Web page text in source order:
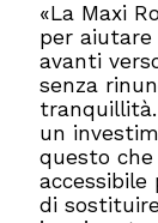
«La Maxi
per
avanti
senza
un
questo
accessibile
di